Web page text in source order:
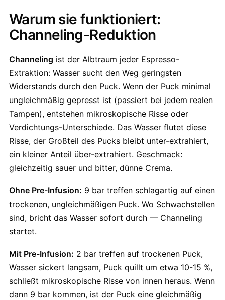
Warum sie funktioniert:
Channeling-Reduktion
Channeling ist der Albtraum jeder Espresso-
Extraktion: Wasser sucht den Weg geringsten
Widerstands durch den Puck. Wenn der Puck minimal
ungleichmäßig gepresst ist (passiert bei jedem realen
Tampen), entstehen mikroskopische Risse oder
Verdichtungs-Unterschiede. Das Wasser flutet diese
Risse, der Großteil des Pucks bleibt unter-extrahiert,
ein kleiner Anteil über-extrahiert. Geschmack:
gleichzeitig sauer und bitter, dünne Crema.
Ohne Pre-Infusion: 9 bar treffen schlagartig auf einen
trockenen, ungleichmäßigen Puck. Wo Schwachstellen
sind, bricht das Wasser sofort durch — Channeling
startet.
Mit Pre-Infusion: 2 bar treffen auf trockenen Puck,
Wasser sickert langsam, Puck quillt um etwa 10-15 %,
schließt mikroskopische Risse von innen heraus. Wenn
dann 9 bar kommen, ist der Puck eine gleichmäßig